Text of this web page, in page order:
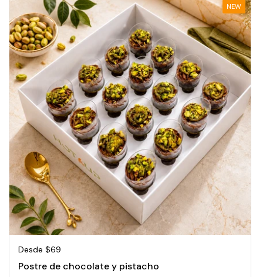
Precio normal
Desde $69
Postre de chocolate y pistacho
NEW